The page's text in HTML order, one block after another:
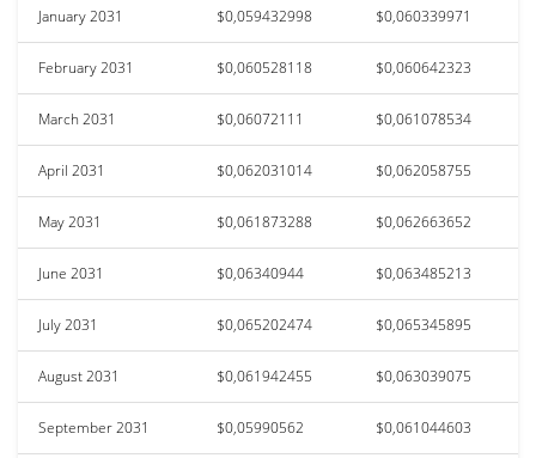
January 2031 $0,059432998 $0,060339971
February 2031 $0,060528118 $0,060642323
March 2031 $0,06072111 $0,061078534
April 2031 $0,062031014 $0,062058755
May 2031 $0,061873288 $0,062663652
June 2031 $0,06340944 $0,063485213
July 2031 $0,065202474 $0,065345895
August 2031 $0,061942455 $0,063039075
September 2031 $0,05990562 $0,061044603